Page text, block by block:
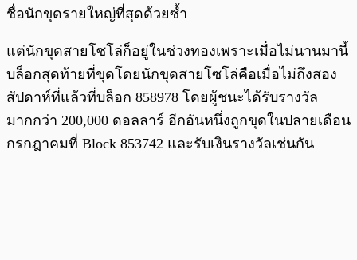
ชื่อนักขุดรายใหญ่ที่สุดด้วยซ้ำ
แต่นักขุดสายโซโล่ก็อยู่ในช่วงทองเพราะเมื่อไม่นานมานี้
บล็อกสุดท้ายที่ขุดโดยนักขุดสายโซโล่คือเมื่อไม่ถึงสอง
สัปดาห์ที่แล้วที่บล็อก 858978 โดยผู้ชนะได้รับรางวัล
มากกว่า 200,000 ดอลลาร์ อีกอันหนึ่งถูกขุดในปลายเดือน
กรกฎาคมที่ Block 853742 และรับเงินรางวัลเช่นกัน